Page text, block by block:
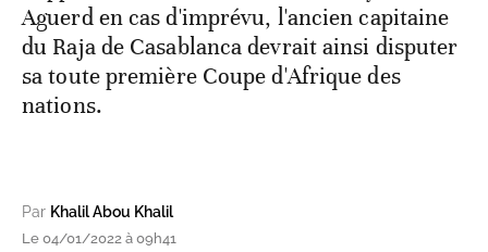
Aguerd en cas d'imprévu, l'ancien capitaine
du Raja de Casablanca devrait ainsi disputer
sa toute première Coupe d'Afrique des
nations.
Par Khalil Abou Khalil
Le 04/01/2022 à 09h41